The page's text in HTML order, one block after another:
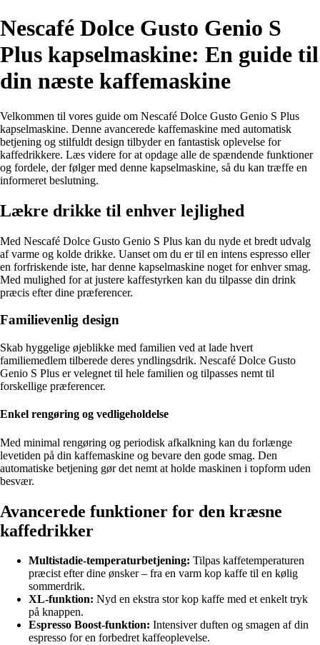
Nescafé Dolce Gusto Genio S
Plus kapselmaskine: En guide til
din næste kaffemaskine
Velkommen til vores guide om Nescafé Dolce Gusto Genio S Plus
kapselmaskine. Denne avancerede kaffemaskine med automatisk
betjening og stilfuldt design tilbyder en fantastisk oplevelse for
kaffedrikkere. Læs videre for at opdage alle de spændende funktioner
og fordele, der følger med denne kapselmaskine, så du kan træffe en
informeret beslutning.
Lækre drikke til enhver lejlighed
Med Nescafé Dolce Gusto Genio S Plus kan du nyde et bredt udvalg
af varme og kolde drikke. Uanset om du er til en intens espresso eller
en forfriskende iste, har denne kapselmaskine noget for enhver smag.
Med mulighed for at justere kaffestyrken kan du tilpasse din drink
præcis efter dine præferencer.
Familievenlig design
Skab hyggelige øjeblikke med familien ved at lade hvert
familiemedlem tilberede deres yndlingsdrik. Nescafé Dolce Gusto
Genio S Plus er velegnet til hele familien og tilpasses nemt til
forskellige præferencer.
Enkel rengøring og vedligeholdelse
Med minimal rengøring og periodisk afkalkning kan du forlænge
levetiden på din kaffemaskine og bevare den gode smag. Den
automatiske betjening gør det nemt at holde maskinen i topform uden
besvær.
Avancerede funktioner for den kræsne
kaffedrikker
Multistadie-temperaturbetjening: Tilpas kaffetemperaturen
præcist efter dine ønsker – fra en varm kop kaffe til en kølig
sommerdrik.
XL-funktion: Nyd en ekstra stor kop kaffe med et enkelt tryk
på knappen.
Espresso Boost-funktion: Intensiver duften og smagen af din
espresso for en forbedret kaffeoplevelse.